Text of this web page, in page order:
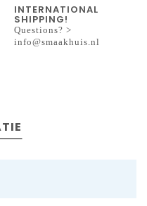
INTERNATIONAL
SHIPPING!
Questions? >
info@smaakhuis.nl